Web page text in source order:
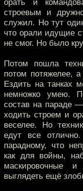
орать и
строевым и
служил. Но тут
что орали идущие
не смог. Но было
Потом пошла
потом потяжелее,
Ездить на танках
немножко умею.
состав на параде
ходить строем и
веселее. Но
едут все
парадному, что
как для войны,
маскировочные
выглядеть ещё